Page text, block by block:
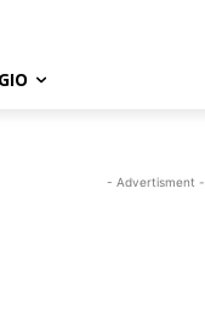
- Advertisment -